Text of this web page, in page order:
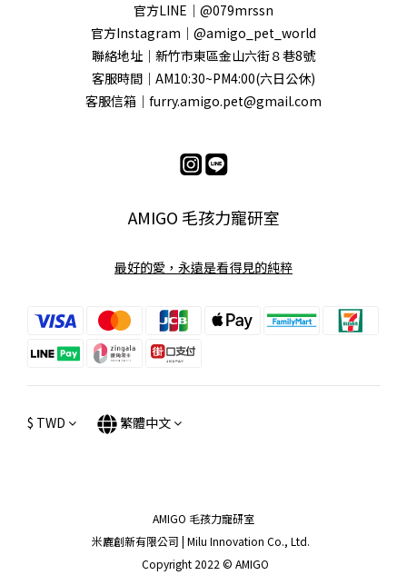
官方LINE｜@079mrssn
官方Instagram｜@amigo_pet_world
聯絡地址｜新竹市東區金山六街８巷8號
客服時間｜AM10:30~PM4:00(六日公休)
客服信箱｜furry.amigo.pet@gmail.com
AMIGO 毛孩力寵研室
最好的愛，永遠是看得見的純粹
$ TWD 繁體中文
AMIGO 毛孩力寵研室
米廘創新有限公司 | Milu Innovation Co., Ltd.
Copyright 2022 © AMIGO